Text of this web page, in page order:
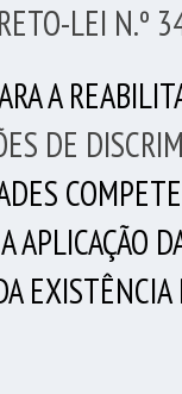
LEI N.º
A
DE
APLICAÇÃO